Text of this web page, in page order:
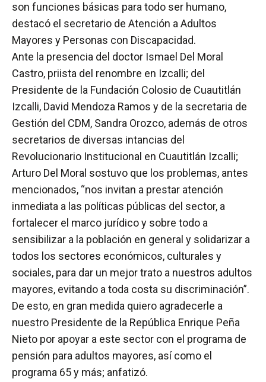
son funciones básicas para todo ser humano,
destacó el secretario de Atención a Adultos
Mayores y Personas con Discapacidad.
Ante la presencia del doctor Ismael Del Moral
Castro, priista del renombre en Izcalli; del
Presidente de la Fundación Colosio de Cuautitlán
Izcalli, David Mendoza Ramos y de la secretaria de
Gestión del CDM, Sandra Orozco, además de otros
secretarios de diversas intancias del
Revolucionario Institucional en Cuautitlán Izcalli;
Arturo Del Moral sostuvo que los problemas, antes
mencionados, “nos invitan a prestar atención
inmediata a las políticas públicas del sector, a
fortalecer el marco jurídico y sobre todo a
sensibilizar a la población en general y solidarizar a
todos los sectores económicos, culturales y
sociales, para dar un mejor trato a nuestros adultos
mayores, evitando a toda costa su discriminación”.
De esto, en gran medida quiero agradecerle a
nuestro Presidente de la República Enrique Peña
Nieto por apoyar a este sector con el programa de
pensión para adultos mayores, así como el
programa 65 y más; anfatizó.